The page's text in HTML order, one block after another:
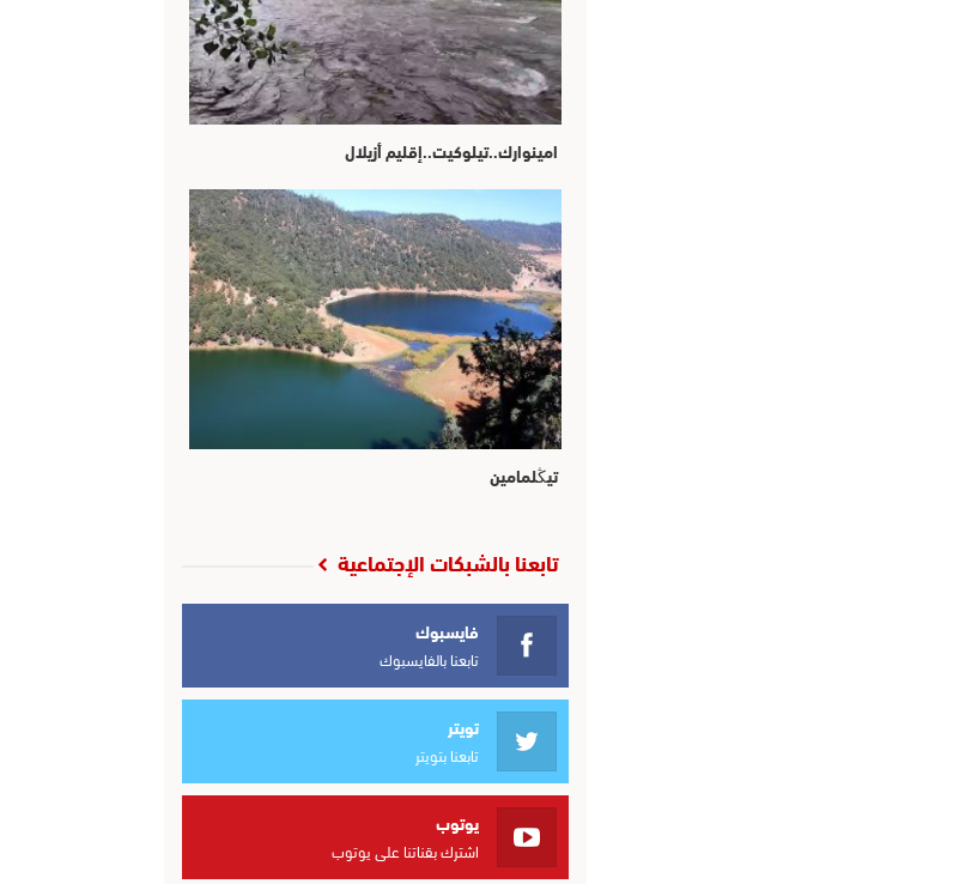
امينوارك..تيلوكيت..إقليم أزيلال
تيڭلمامين
تابعنا بالشبكات الإجتماعية
فايسبوك
تابعنا بالفايسبوك
تويتر
تابعنا بتويتر
يوتوب
اشترك بقناتنا على يوتوب